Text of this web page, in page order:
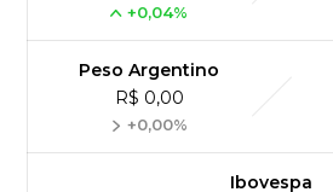
+0,04%
Peso Argentino
R$ 0,00
+0,00%
Ibovespa